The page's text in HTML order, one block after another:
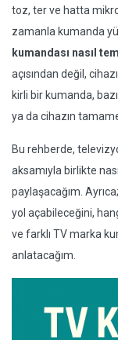
toz, ter ve hatta
zamanla kumanda
kumandası nasıl
açısından değil,
kirli bir kumanda,
ya da cihazın
Bu rehberde,
aksamıyla birlikte
paylaşacağım.
yol açabileceğini,
ve farklı TV marka
anlatacağım.